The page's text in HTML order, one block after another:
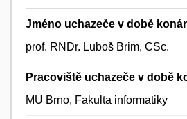
Jméno uchazeče v době
prof. RNDr. Luboš Brim, CSc.
Pracoviště uchazeče v době
MU Brno, Fakulta informatiky